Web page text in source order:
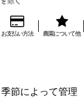
お支払い方法 農園について他
節によって管理